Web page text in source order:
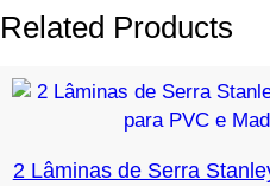
Related Products
2 Lâminas de Serra